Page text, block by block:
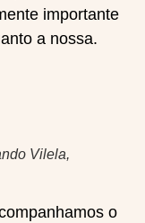
importante
a nossa.
Vilela,
o